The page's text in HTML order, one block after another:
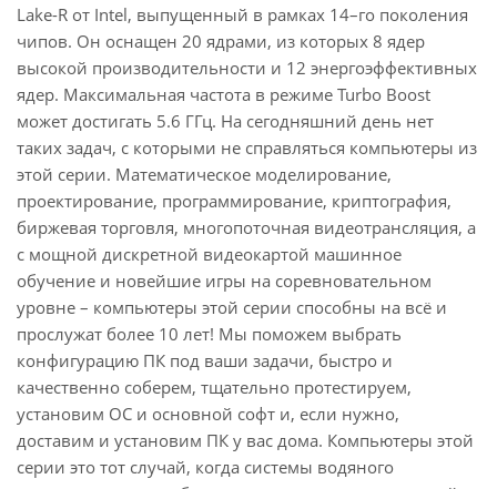
Lake-R от Intel, выпущенный в рамках 14–го поколения
чипов. Он оснащен 20 ядрами, из которых 8 ядер
высокой производительности и 12 энергоэффективных
ядер. Максимальная частота в режиме Turbo Boost
может достигать 5.6 ГГц. На сегодняшний день нет
таких задач, с которыми не справляться компьютеры из
этой серии. Математическое моделирование,
проектирование, программирование, криптография,
биржевая торговля, многопоточная видеотрансляция, а
с мощной дискретной видеокартой машинное
обучение и новейшие игры на соревновательном
уровне – компьютеры этой серии способны на всё и
прослужат более 10 лет! Мы поможем выбрать
конфигурацию ПК под ваши задачи, быстро и
качественно соберем, тщательно протестируем,
установим ОС и основной софт и, если нужно,
доставим и установим ПК у вас дома. Компьютеры этой
серии это тот случай, когда системы водяного